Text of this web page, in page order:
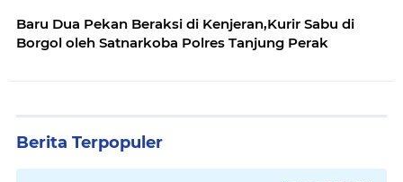
Baru Dua Pekan Beraksi di Kenjeran,Kurir Sabu di
Borgol oleh Satnarkoba Polres Tanjung Perak
Berita Terpopuler